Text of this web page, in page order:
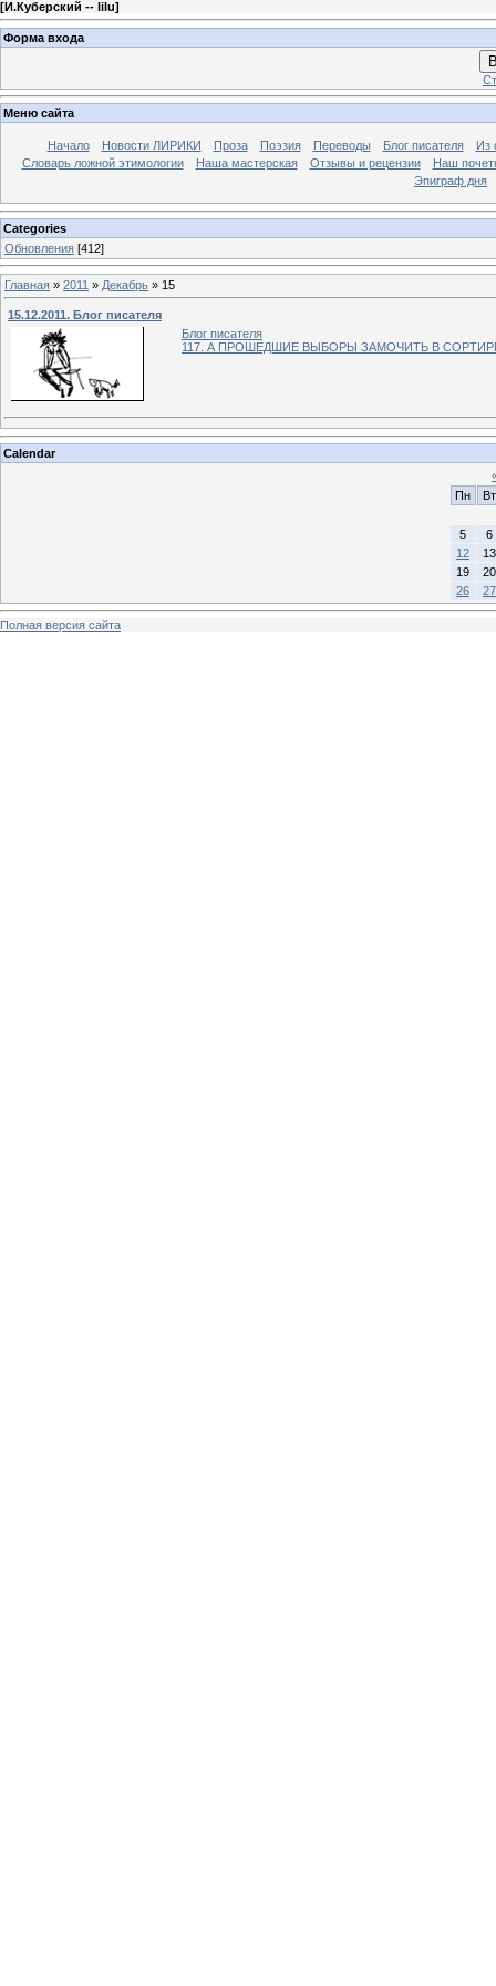
[И.Куберский -- lilu]
Форма входа
Меню сайта
Начало Новости ЛИРИКИ Проза Поэзия Переводы Блог писателя
Из
Словарь ложной этимологии
Наша мастерская Отзывы и рецензии
Наш
Эпиграф дня
Categories
Обновления [412]
Главная » 2011 » Декабрь » 15
15.12.2011. Блог писателя
Блог писателя
117. А ПРОШЕДШИЕ ВЫБОРЫ ЗАМОЧИТЬ В
Calendar
Пн
Вт
5
6
12
13
19
20
26
27
Полная версия сайта